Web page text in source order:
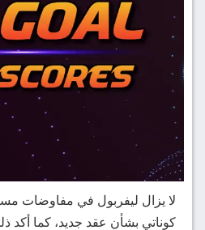
لا يزال ليفربول في مفاوضات
كوناتي بشأن عقد جديد، كما أكد